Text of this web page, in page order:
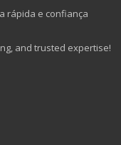
rápida e confiança
and trusted expertise!